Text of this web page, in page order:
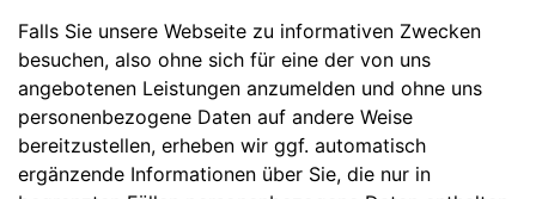
Falls Sie unsere Webseite zu informativen Zwecken
besuchen, also ohne sich für eine der von uns
angebotenen Leistungen anzumelden und ohne uns
personenbezogene Daten auf andere Weise
bereitzustellen, erheben wir ggf. automatisch
ergänzende Informationen über Sie, die nur in